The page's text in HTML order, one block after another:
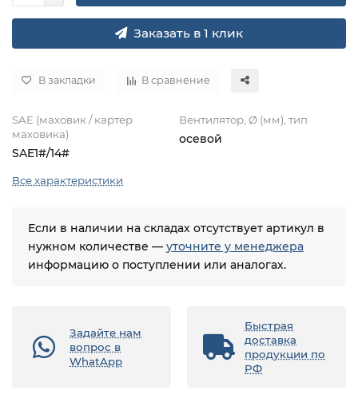
Заказать в 1 клик
В закладки В сравнение
SAE (маховик / картер
маховика)
SAE1#/14#
Вентилятор, Ø (мм), тип
осевой
Все характеристики
Если в наличии на складах отсутствует артикул в
нужном количестве — уточните у менеджера
информацию о поступлении или аналогах.
Задайте нам
вопрос в
WhatApp
Быстрая
доставка
продукции по
РФ